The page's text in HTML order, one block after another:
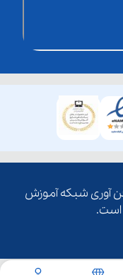
آوری شبکه آموزش
است.